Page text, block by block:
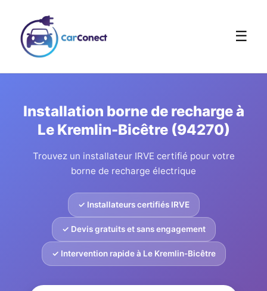
☰
Installation borne de recharge à
Le Kremlin-Bicêtre (94270)
Trouvez un installateur IRVE certifié pour votre
borne de recharge électrique
✓ Installateurs certifiés IRVE
✓ Devis gratuits et sans engagement
✓ Intervention rapide à Le Kremlin-Bicêtre